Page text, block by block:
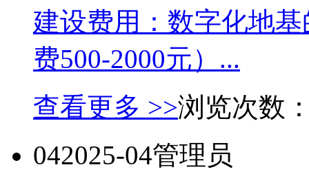
建设费用：数字化地
费500-2000元）...
查看更多 >>浏览次数
042025-04管理员